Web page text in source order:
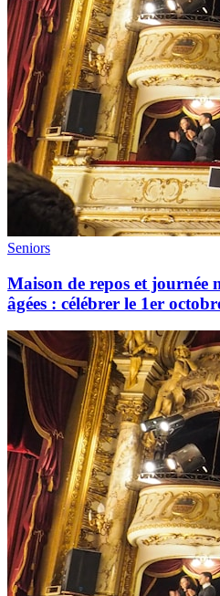
Seniors
Maison de repos et journée
âgées : célébrer le 1er